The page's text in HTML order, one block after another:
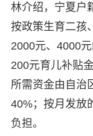
林介绍，宁夏户
按政策生育二孩
2000元、4000
200元育儿补贴
所需资金由自治
40%；按月发放
负担。